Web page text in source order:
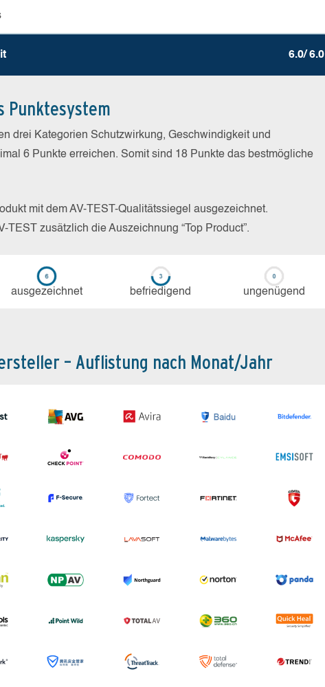
6.0/ 6.0
Punktesystem
drei Kategorien Schutzwirkung, Geschwindigkeit und
6 Punkte erreichen. Somit sind 18 Punkte das bestmögliche
mit dem AV-TEST-Qualitätssiegel ausgezeichnet.
TEST zusätzlich die Auszeichnung “Top Product”.
aus­ge­zeich­net be­frie­di­gend un­ge­nü­gend
– Auflistung nach Monat/Jahr